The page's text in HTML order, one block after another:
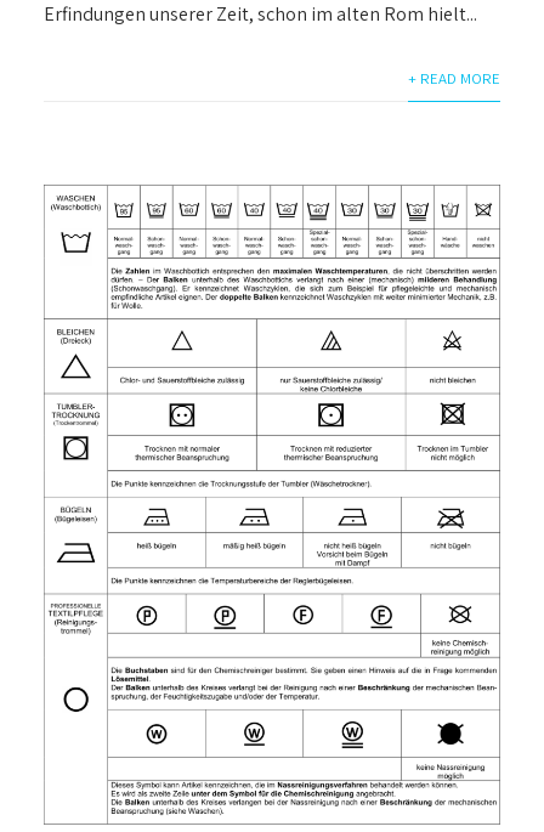
Erfindungen unserer Zeit, schon im alten Rom hielt...
+ READ MORE